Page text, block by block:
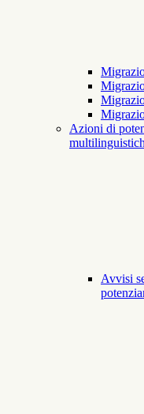
Azioni di
Avvisi